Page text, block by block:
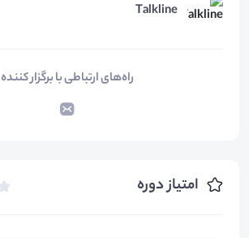
Talkline
راه‌های ارتباطی با برگزار کننده
امتیاز دوره